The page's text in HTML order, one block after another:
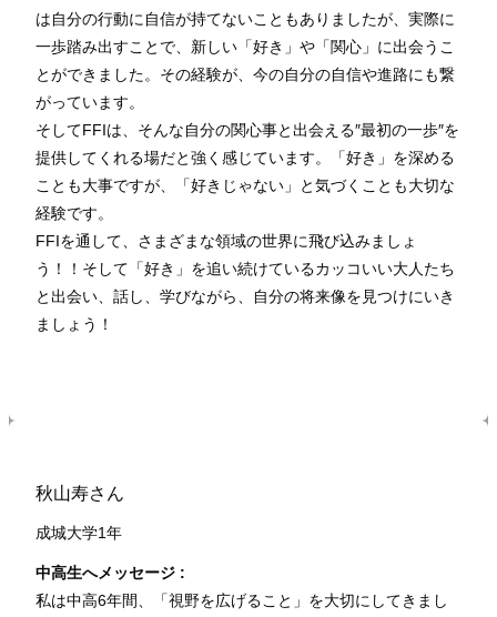
は自分の行動に自信が持てないこともありましたが、実際に
一歩踏み出すことで、新しい「好き」や「関心」に出会うこ
とができました。その経験が、今の自分の自信や進路にも繋
がっています。
そしてFFIは、そんな自分の関心事と出会える″最初の一歩″を
提供してくれる場だと強く感じています。「好き」を深める
ことも大事ですが、「好きじゃない」と気づくことも大切な
経験です。
FFIを通して、さまざまな領域の世界に飛び込みましょ
う！！そして「好き」を追い続けているカッコいい大人たち
と出会い、話し、学びながら、自分の将来像を見つけにいき
ましょう！
秋山寿さん
成城大学1年
中高生へメッセージ :
私は中高6年間、「視野を広げること」を大切にしてきまし